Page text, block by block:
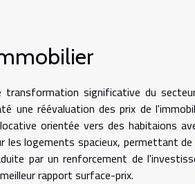
significative du
une réévaluation des prix de
orientée vers des habitaions
les logements spacieux, permettant
par un renforcement de
rapport surface-prix.